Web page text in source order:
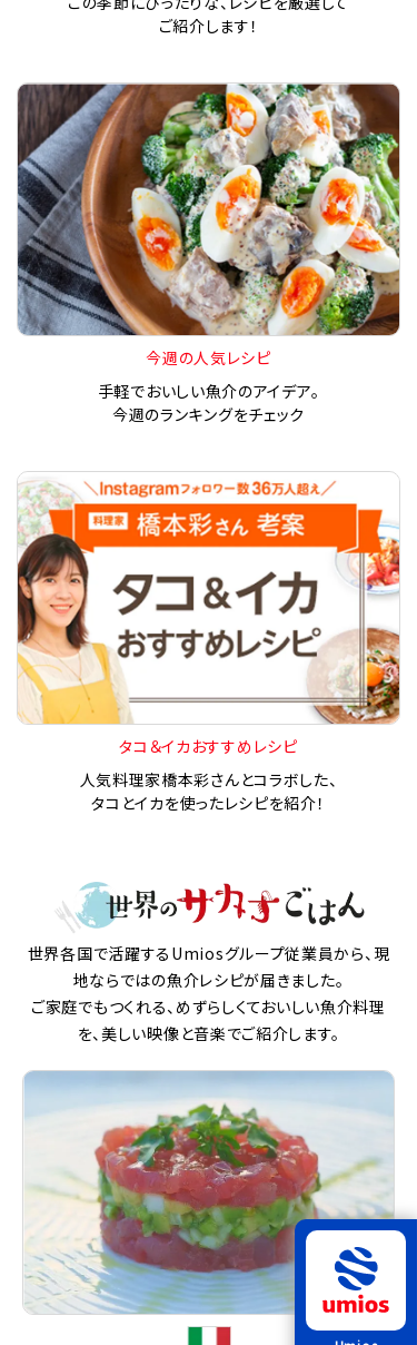
ご紹介します！
今週の人気レシピ
手軽でおいしい魚介のアイデア。
今週のランキングをチェック
タコ＆イカおすすめレシピ
人気料理家橋本彩さんとコラボした、
タコとイカを使ったレシピを紹介！
世界各国で活躍するUmiosグループ従業員から、現
地ならではの魚介レシピが届きました。
ご家庭でもつくれる、めずらしくておいしい魚介料理
を、美しい映像と音楽でご紹介します。